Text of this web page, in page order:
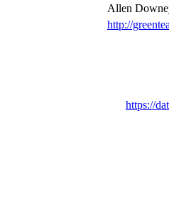
Allen
http://
https://